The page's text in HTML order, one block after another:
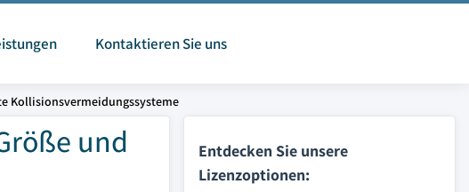
Kontaktieren Sie uns
Kollisionsvermeidungssysteme
und
Entdecken Sie unsere
Lizenzoptionen: